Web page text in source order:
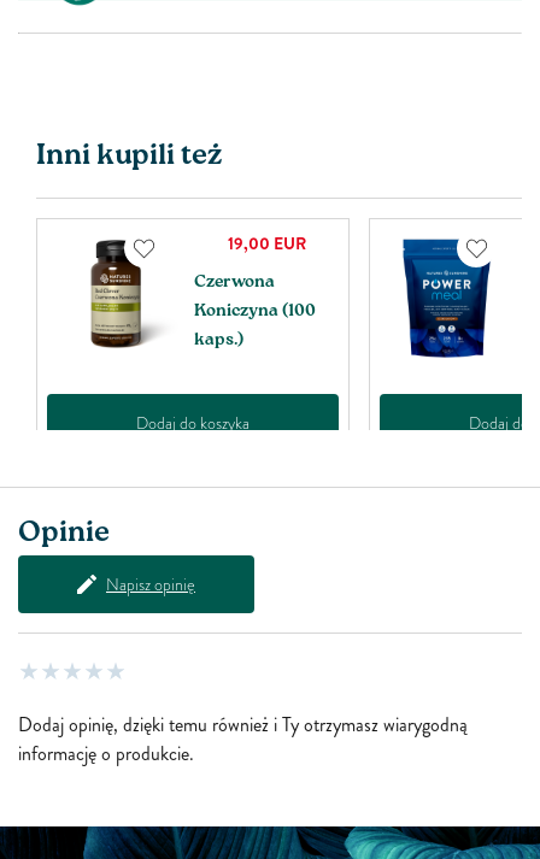
Inni kupili też
19,00 EUR
Czerwona
Koniczyna (100
kaps.)
Dodaj do koszyka Dodaj do
Opinie
Napisz opinię
Dodaj opinię, dzięki temu również i Ty otrzymasz wiarygodną
informację o produkcie.